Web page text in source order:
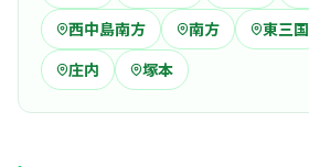
西中島南方
南方 東三国
庄内
塚本